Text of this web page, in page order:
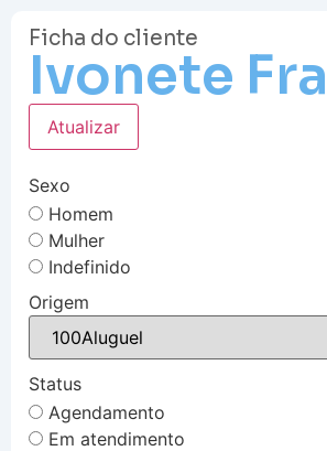
Ficha do cliente
Ivonete
Atualizar
Sexo
Homem
Mulher
Indefinido
Origem
Status
Agendamento
Em atendimento